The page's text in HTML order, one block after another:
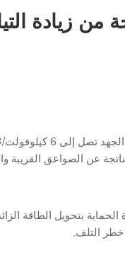
من زيادة
الناتجة عن الصواعق
بتحويل الطاقة
خطر التلف.